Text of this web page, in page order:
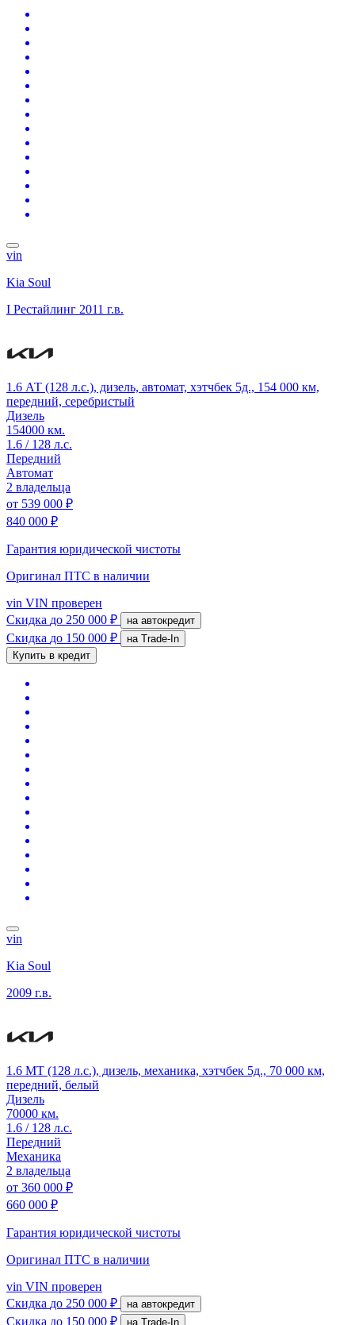
vin
Kia Soul
I Рестайлинг 2011 г.в.
1.6 АТ (128 л.с.), дизель, автомат, хэтчбек 5д., 154 000 км,
передний, серебристый
Дизель
154000 км.
1.6 / 128 л.с.
Передний
Автомат
2 владельца
от 539 000 ₽
840 000 ₽
Гарантия юридической чистоты
Оригинал ПТС в наличии
vin VIN проверен
Скидка до 250 000 ₽ на автокредит
Скидка до 150 000 ₽
на Trade-In
Купить в кредит
vin
Kia Soul
2009 г.в.
1.6 MT (128 л.с.), дизель, механика, хэтчбек 5д., 70 000 км,
передний, белый
Дизель
70000 км.
1.6 / 128 л.с.
Передний
Механика
2 владельца
от 360 000 ₽
660 000 ₽
Гарантия юридической чистоты
Оригинал ПТС в наличии
vin VIN проверен
Скидка до 250 000 ₽ на автокредит
Скидка до 150 000 ₽ на Trade-In